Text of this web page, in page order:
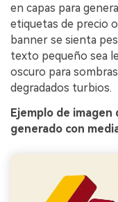
en capas para
etiquetas de precio
banner se sienta
texto pequeño sea
oscuro para
degradados turbios.
Ejemplo de
generado con